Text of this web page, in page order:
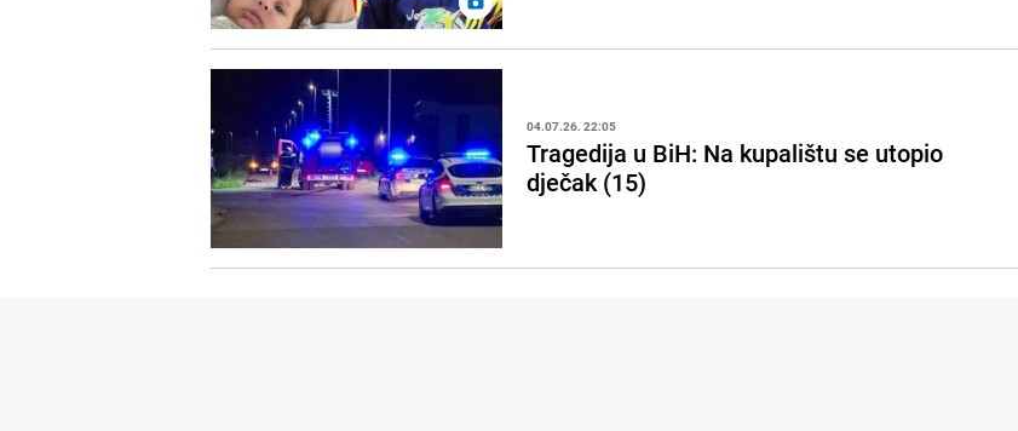
04.07.26. 22:05
Tragedija u BiH: Na kupalištu se utopio
dječak (15)